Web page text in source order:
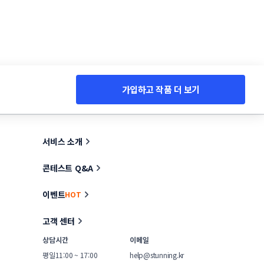
가입하고 작품 더 보기
서비스 소개
콘테스트 Q&A
이벤트HOT
고객 센터
상담시간
평일11:00 ~ 17:00
이메일
help@stunning.kr